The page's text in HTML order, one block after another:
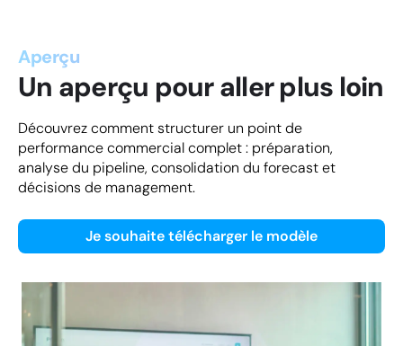
Aperçu
Un aperçu pour aller plus loin
Découvrez comment structurer un point de
performance commercial complet : préparation,
analyse du pipeline, consolidation du forecast et
décisions de management.
Je souhaite télécharger le modèle